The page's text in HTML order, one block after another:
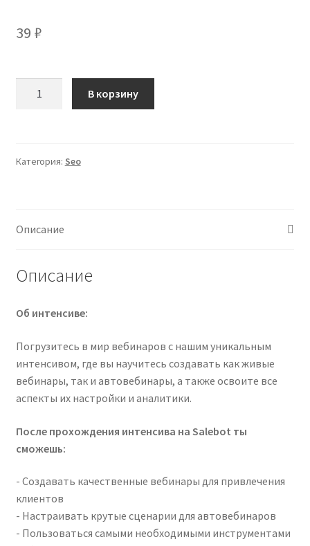
39 ₽
Стань
В корзину
Категория: Seo
Описание
Описание
Об интенсиве:
Погрузитесь в мир вебинаров с нашим уникальным
интенсивом, где вы научитесь создавать как живые
вебинары, так и автовебинары, а также освоите все
аспекты их настройки и аналитики.
После прохождения интенсива на Salebot ты
сможешь:
- Создавать качественные вебинары для привлечения
клиентов
- Настраивать крутые сценарии для автовебинаров
- Пользоваться самыми необходимыми инструментами